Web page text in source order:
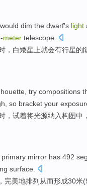
would dim the dwarf's light
meter telescope
，白矮星上就会有行星的
try compositions
so bracket your
， 试着将光源纳入构图中，
primary mirror has 492
surface.
完美地排列 从而形成30米